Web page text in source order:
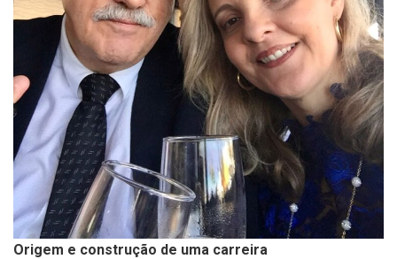
Origem e construção de uma carreira